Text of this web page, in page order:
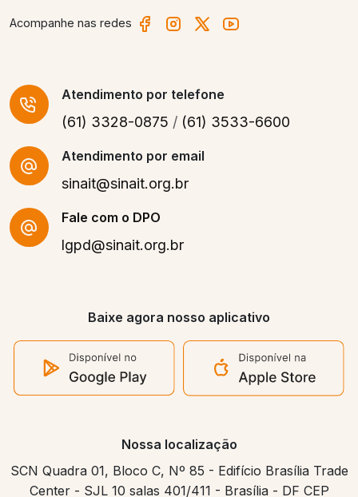
Acompanhe nas redes
Atendimento por telefone
(61) 3328-0875 / (61) 3533-6600
Atendimento por email
sinait@sinait.org.br
Fale com o DPO
lgpd@sinait.org.br
Baixe agora nosso aplicativo
Nossa localização
SCN Quadra 01, Bloco C, Nº 85 - Edifício Brasília Trade
Center - SJL 10 salas 401/411 - Brasília - DF CEP